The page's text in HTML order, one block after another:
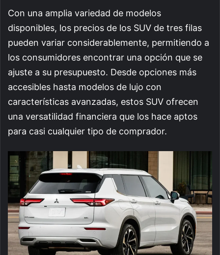
Con una amplia variedad de modelos
disponibles, los precios de los SUV de tres filas
pueden variar considerablemente, permitiendo a
los consumidores encontrar una opción que se
ajuste a su presupuesto. Desde opciones más
accesibles hasta modelos de lujo con
características avanzadas, estos SUV ofrecen
una versatilidad financiera que los hace aptos
para casi cualquier tipo de comprador.